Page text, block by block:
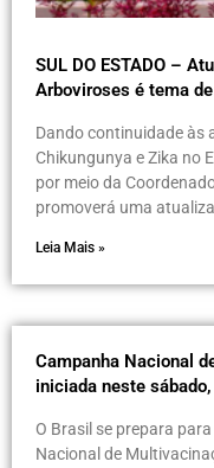
SUL DO ESTADO –
Arboviroses é tema
Dando continuidade às
Chikungunya e Zika no
por meio da
promoverá uma
Leia Mais »
Campanha Nacional
iniciada neste
O Brasil se prepara
Nacional de